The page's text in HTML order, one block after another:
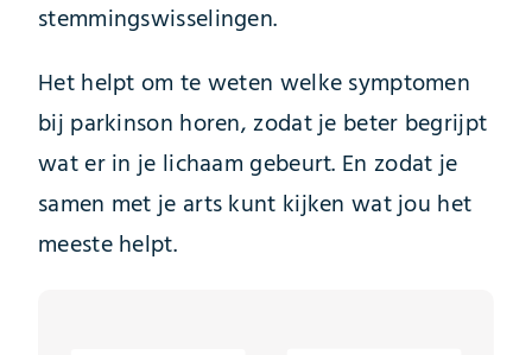
stemmingswisselingen.
Het helpt om te weten welke symptomen
bij parkinson horen, zodat je beter begrijpt
wat er in je lichaam gebeurt. En zodat je
samen met je arts kunt kijken wat jou het
meeste helpt.